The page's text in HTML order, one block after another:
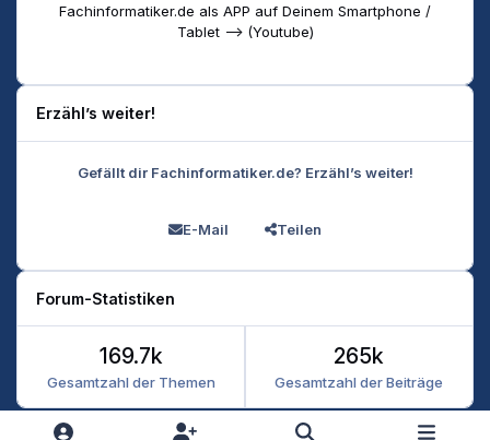
Fachinformatiker.de als APP auf Deinem Smartphone /
Tablet --> (Youtube)
Erzähl’s weiter!
Gefällt dir Fachinformatiker.de? Erzähl’s weiter!
E-Mail Teilen
Forum-Statistiken
Gesamtzahl der Themen
169.7k
Gesamtzahl der Beiträge
265k